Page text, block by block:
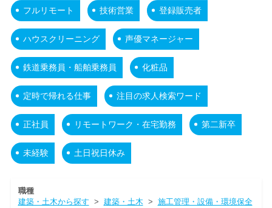
フルリモート 技術営業 登録販売者
ハウスクリーニング 声優マネージャー
鉄道乗務員・船舶乗務員 化粧品
定時で帰れる仕事 注目の求人検索ワード
正社員 リモートワーク・在宅勤務 第二新卒
未経験 土日祝日休み
職種
建築・土木から探す > 建築・土木 > 施工管理・設備・環境保全